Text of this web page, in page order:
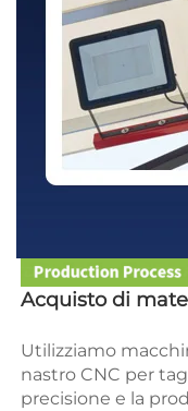
Acquisto di
Utilizziamo
nastro CNC per
precisione e la